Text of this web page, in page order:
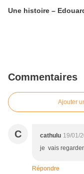
Une histoire –
Commentaires
Ajouter
C cathulu 19/01/
je vais
Répondre